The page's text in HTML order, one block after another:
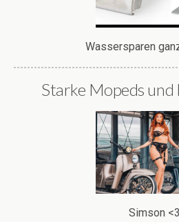
Wassersparen
Starke Mopeds und
Simson <3